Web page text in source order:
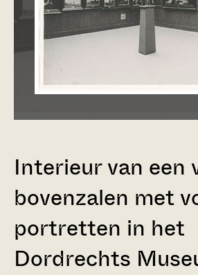
Interieur van een
bovenzalen met
portretten in het
Dordrechts